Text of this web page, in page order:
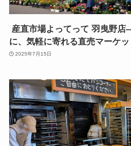
産直市場よってって 羽曳野
に、気軽に寄れる直売マーケッ
2025年7月15日